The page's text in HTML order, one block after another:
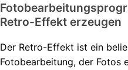
Retro-Effekt erzeugen
Der Retro-Effekt ist ein
Fotobearbeitung, der Fotos